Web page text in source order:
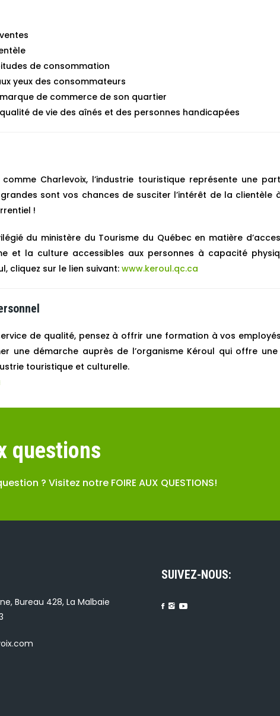
de consommation
yeux des consommateurs
de commerce de son quartier
de vie des aînés et des personnes handicapées
Charlevoix, l’industrie touristique représente une
sont vos chances de susciter l’intérêt de la
!
du ministère du Tourisme du Québec en matière
et la culture accessibles aux personnes à capacité
cliquez sur le lien suivant: www.keroul.qc.ca
de qualité, pensez à offrir une formation à vos
une démarche auprès de l’organisme Kéroul qui offre
touristique et culturelle.
questions
? Visitez notre FOIRE AUX QUESTIONS!
Bureau 428, La Malbaie
SUIVEZ-NOUS: